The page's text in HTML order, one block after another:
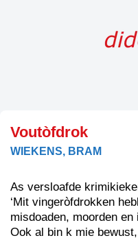
Voutòfdrok
WIEKENS, BRAM
As versloafde
‘Mit vingeròfdrokken
misdoaden, moorden en
Ook al bin k mie